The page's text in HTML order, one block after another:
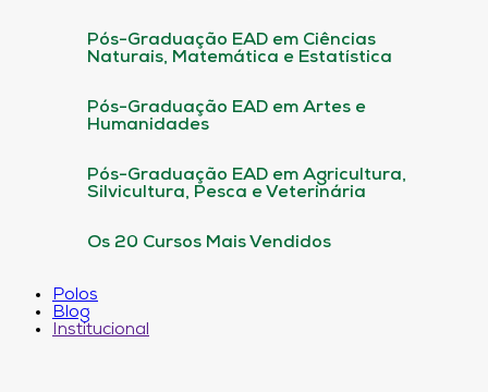
Pós-Graduação EAD em Ciências
Naturais, Matemática e Estatística
Pós-Graduação EAD em Artes e
Humanidades
Pós-Graduação EAD em Agricultura,
Silvicultura, Pesca e Veterinária
Os 20 Cursos Mais Vendidos
Polos
Blog
Institucional